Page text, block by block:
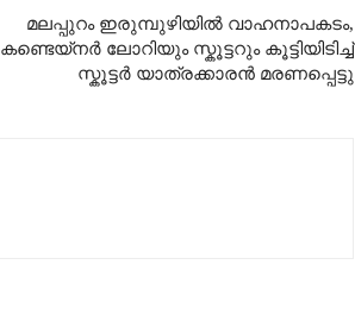
മലപ്പുറം ഇരുമ്പുഴിയിൽ വാഹനാപകടം,
കണ്ടെയ്നർ ലോറിയും സ്കൂട്ടറും കൂട്ടിയിടിച്ച്
സ്കൂട്ടർ യാത്രക്കാരൻ മരണപ്പെട്ടു